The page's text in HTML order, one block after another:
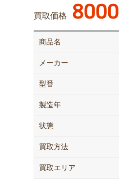
買取価格 8000
商品名
メーカー
型番
製造年
状態
買取方法
買取エリア